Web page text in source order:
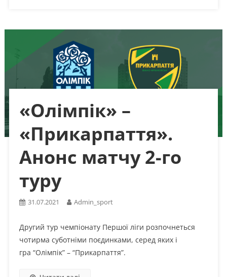
«Олімпік» –
«Прикарпаття».
Анонс матчу 2-го
туру
31.07.2021 Admin_sport
Другий тур чемпіонату Першої ліги розпочнеться
чотирма суботніми поєдинками, серед яких і
гра “Олімпік” – “Прикарпаття”.